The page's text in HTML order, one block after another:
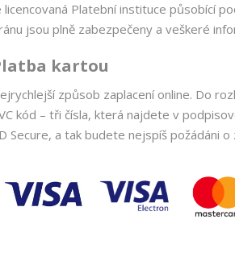
licencovaná Platební instituce působící
jsou plně zabezpečeny a veškeré
kartou
způsob zaplacení online. Do
kód – tři čísla, která najdete v
Secure, a tak budete nejspíš požádáni